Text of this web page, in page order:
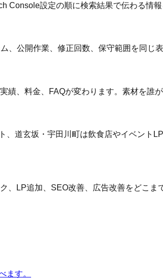
Console設定の順に検索結果で伝わる情報
公開作業、修正回数、保守範囲を同じ表
、料金、FAQが変わります。素材を誰
道玄坂・宇田川町は飲食店やイベント
LP追加、SEO改善、広告改善をどこま
ます。